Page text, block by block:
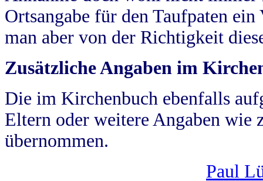
Ortsangabe für den Taufpaten
man aber von der Richtigkeit
Zusätzliche Angaben im
Die im Kirchenbuch ebenfalls
Eltern oder weitere Angaben wie
übernommen.
Paul